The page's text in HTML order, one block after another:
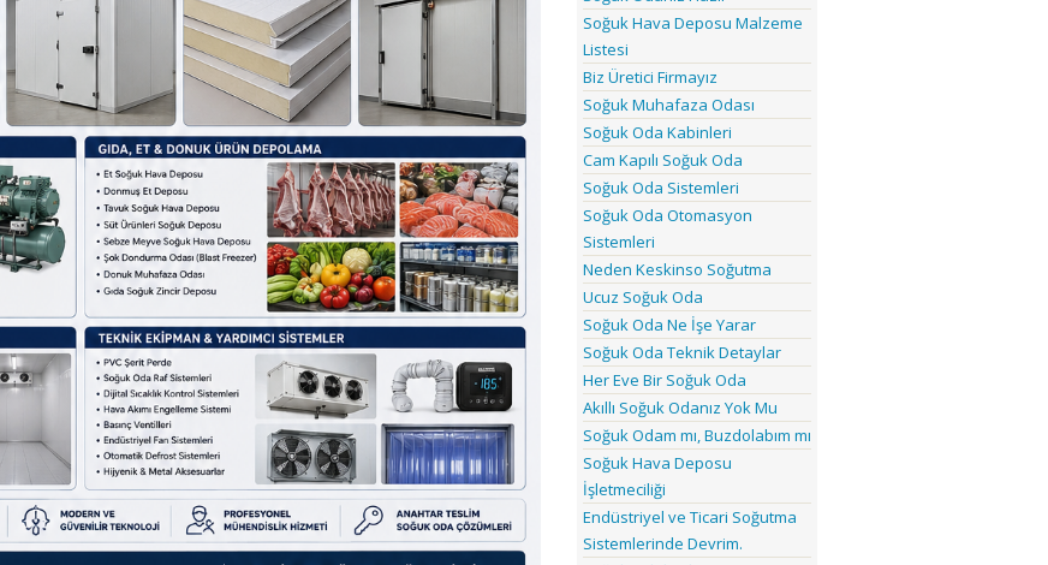
Soğuk Hava Deposu Malzeme
Listesi
Biz Üretici Firmayız
Soğuk Muhafaza Odası
Soğuk Oda Kabinleri
Cam Kapılı Soğuk Oda
Soğuk Oda Sistemleri
Soğuk Oda Otomasyon
Sistemleri
Neden Keskinso Soğutma
Ucuz Soğuk Oda
Soğuk Oda Ne İşe Yarar
Soğuk Oda Teknik Detaylar
Her Eve Bir Soğuk Oda
Akıllı Soğuk Odanız Yok Mu
Soğuk Odam mı, Buzdolabım mı
Soğuk Hava Deposu
İşletmeciliği
Endüstriyel ve Ticari Soğutma
Sistemlerinde Devrim.